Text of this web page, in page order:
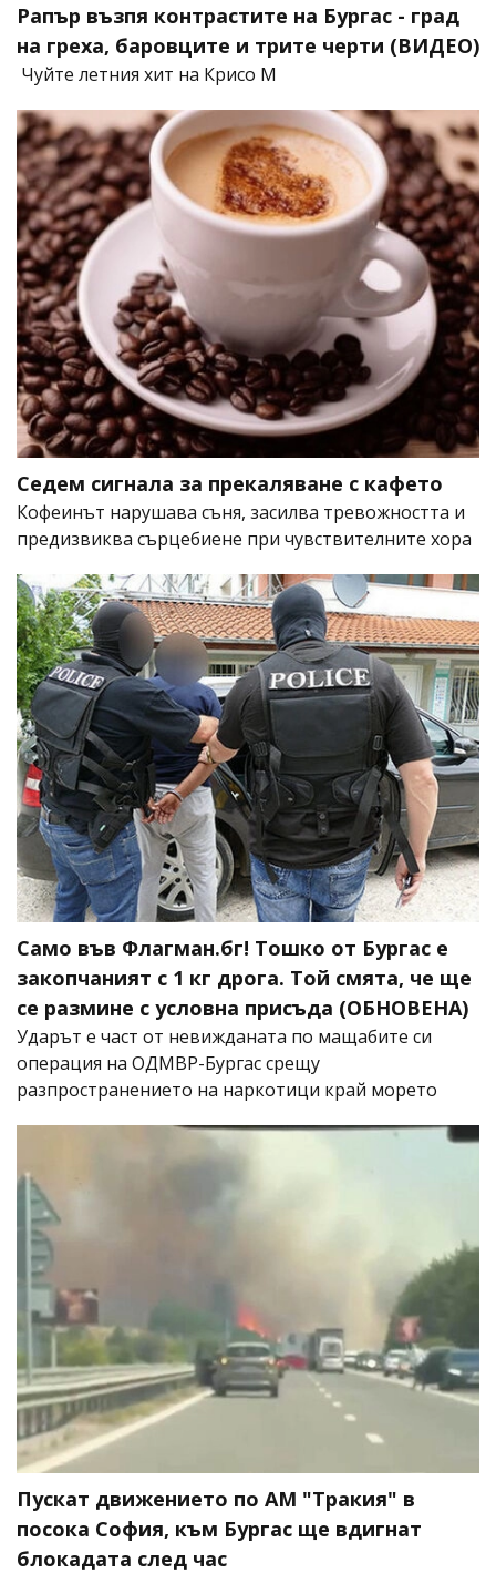
Рапър възпя контрастите на Бургас - град
на греха, баровците и трите черти (ВИДЕО)
Чуйте летния хит на Крисо М
Седем сигнала за прекаляване с кафето
Кофеинът нарушава съня, засилва тревожността и
предизвиква сърцебиене при чувствителните хора
Само във Флагман.бг! Тошко от Бургас е
закопчаният с 1 кг дрога. Той смята, че ще
се размине с условна присъда (ОБНОВЕНА)
Ударът е част от невижданата по мащабите си
операция на ОДМВР-Бургас срещу
разпространението на наркотици край морето
Пускат движението по АМ "Тракия" в
посока София, към Бургас ще вдигнат
блокадата след час